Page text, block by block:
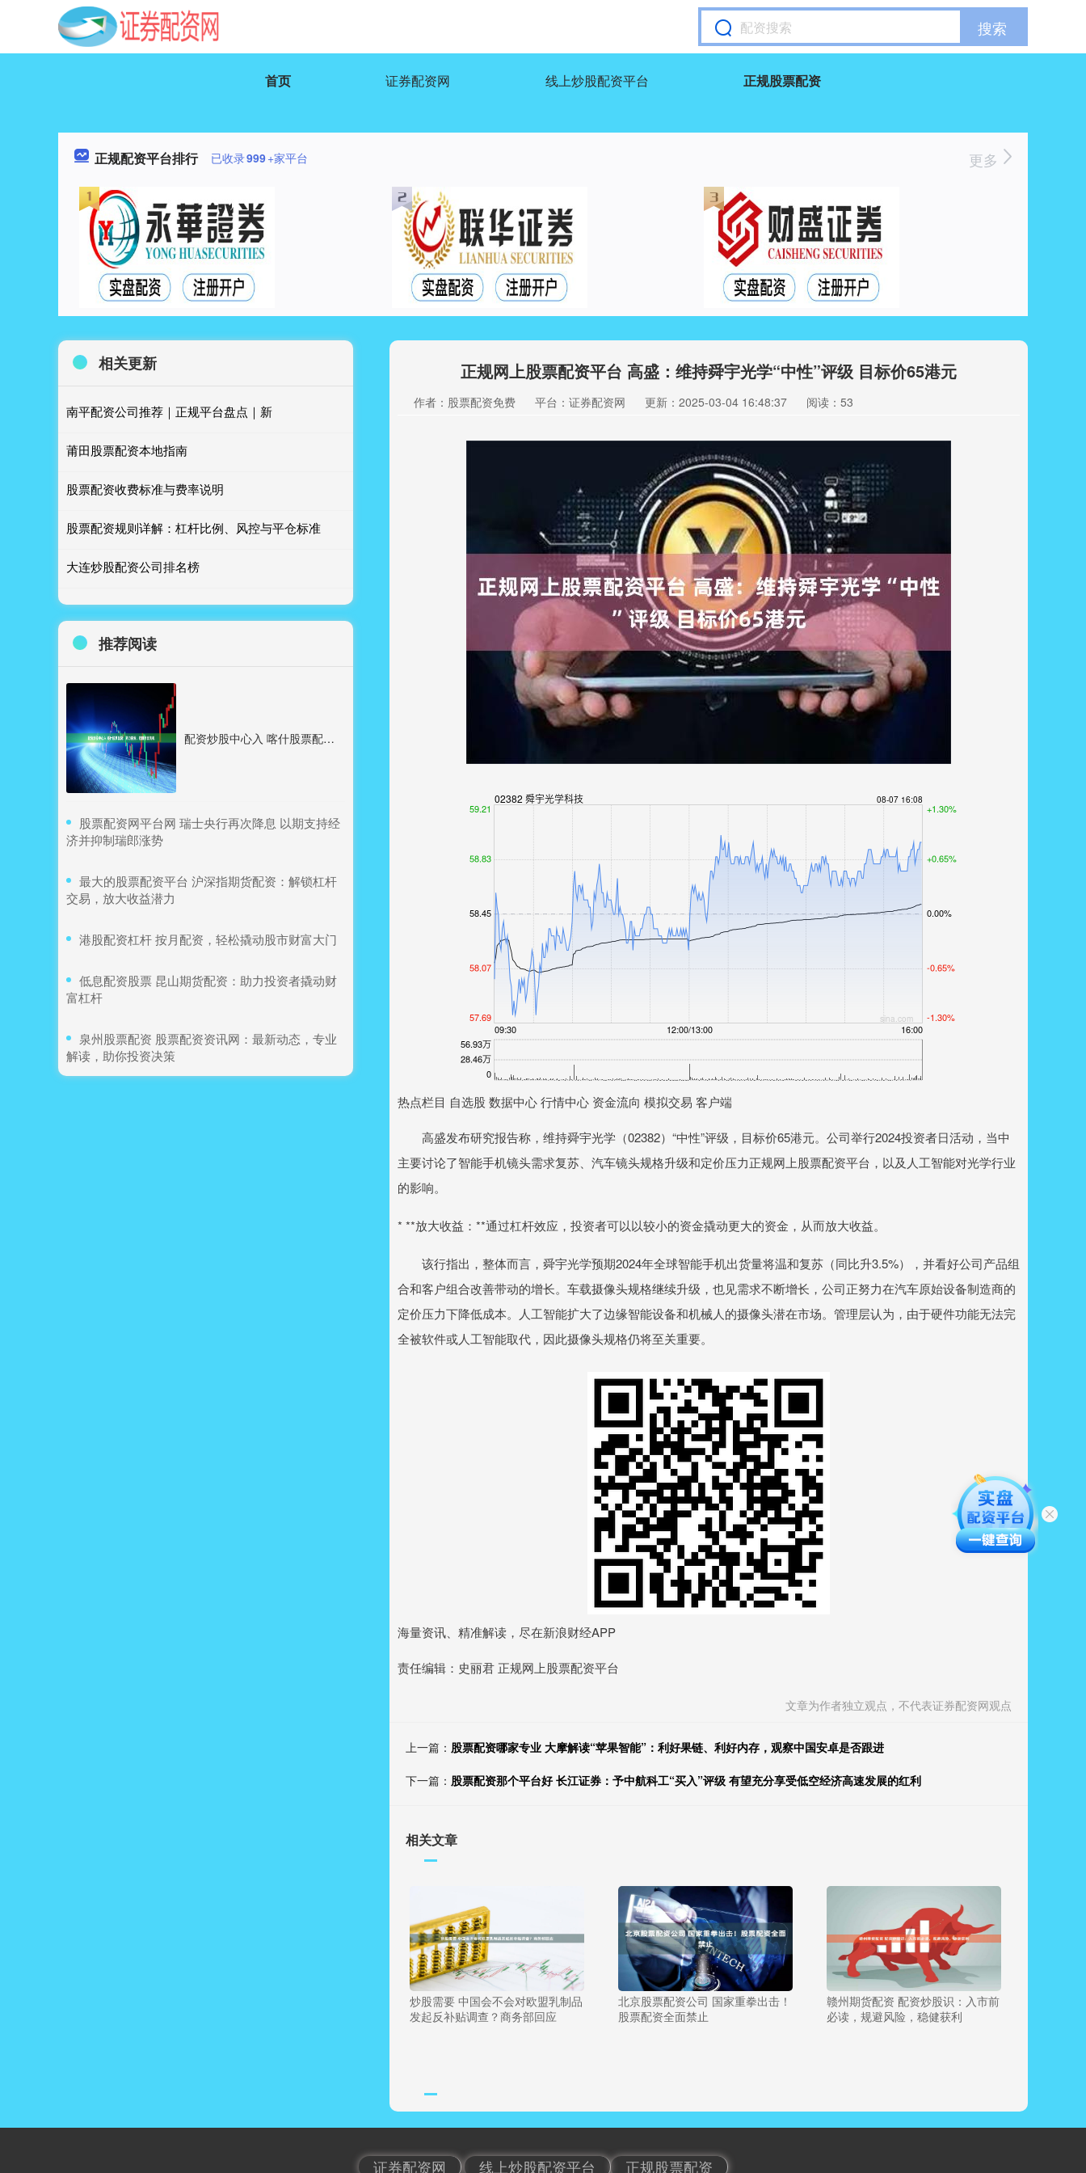
搜索
首页 证券配资网 线上炒股配资平台 正规股票配资
正规配资平台排行 已收录999+家平台 更多
正规网上股票配资平台 高盛：维持舜宇光学“中性”评级 目标价65港元
作者：股票配资免费 平台：证券配资网 更新：2025-03-04 16:48:37 阅读：53
热点栏目 自选股 数据中心 行情中心 资金流向 模拟交易 客户端
高盛发布研究报告称，维持舜宇光学（02382）“中性”评级，目标价65港元。公司举行2024投资者日活动，当中
主要讨论了智能手机镜头需求复苏、汽车镜头规格升级和定价压力正规网上股票配资平台，以及人工智能对光学行业
的影响。
* **放大收益：**通过杠杆效应，投资者可以以较小的资金撬动更大的资金，从而放大收益。
该行指出，整体而言，舜宇光学预期2024年全球智能手机出货量将温和复苏（同比升3.5%），并看好公司产品组
合和客户组合改善带动的增长。车载摄像头规格继续升级，也见需求不断增长，公司正努力在汽车原始设备制造商的
定价压力下降低成本。人工智能扩大了边缘智能设备和机械人的摄像头潜在市场。管理层认为，由于硬件功能无法完
全被软件或人工智能取代，因此摄像头规格仍将至关重要。
海量资讯、精准解读，尽在新浪财经APP
责任编辑：史丽君 正规网上股票配资平台
文章为作者独立观点，不代表证券配资网观点
上一篇： 股票配资哪家专业 大摩解读“苹果智能”：利好果链、利好内存，观察中国安卓是否跟进
下一篇： 股票配资那个平台好 长江证券：予中航科工“买入”评级 有望充分享受低空经济高速发展的红利
相关文章
炒股需要 中国会不会对欧盟乳制品
发起反补贴调查？商务部回应
北京股票配资公司 国家重拳出击！
股票配资全面禁止
赣州期货配资 配资炒股识：入市前
必读，规避风险，稳健获利
相关更新
南平配资公司推荐｜正规平台盘点｜新
莆田股票配资本地指南
股票配资收费标准与费率说明
股票配资规则详解：杠杆比例、风控与平仓标准
大连炒股配资公司排名榜
推荐阅读
配资炒股中心入 喀什股票配资：助力投资，把握财富先机
​股票配资网平台网 瑞士央行再次降息 以期支持经
济并抑制瑞郎涨势
​最大的股票配资平台 沪深指期货配资：解锁杠杆
交易，放大收益潜力
​港股配资杠杆 按月配资，轻松撬动股市财富大门
​低息配资股票 昆山期货配资：助力投资者撬动财
富杠杆
​泉州股票配资 股票配资资讯网：最新动态，专业
解读，助你投资决策
证券配资网 线上炒股配资平台 正规股票配资